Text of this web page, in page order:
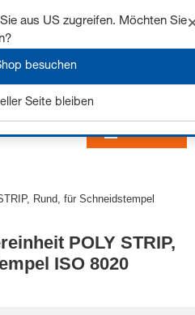
Rabatt - hier klicken um
erfahren
Rund, für Schneidstempel
POLY STRIP,
ISO 8020
aus US zugreifen. Möchten Sie
besuchen
Seite bleiben